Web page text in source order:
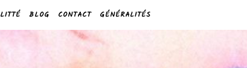
BLOG CONTACT GÉNÉRALITÉS